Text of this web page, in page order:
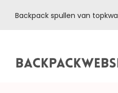
Backpack spullen van